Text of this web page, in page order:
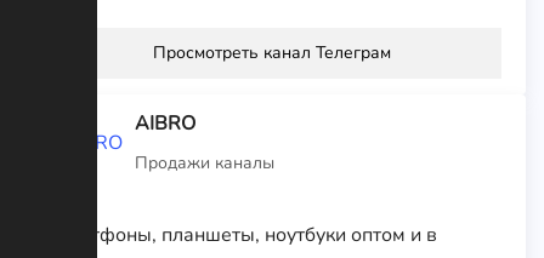
Просмотреть канал Телеграм
AIBRO
Продажи каналы
Смартфоны, планшеты, ноутбуки оптом и в